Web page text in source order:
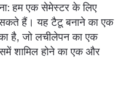
हम एक सेमेस्टर के लिए
सकते हैं। यह टैटू बनाने का एक
है, जो लचीलेपन का एक
शामिल होने का एक और